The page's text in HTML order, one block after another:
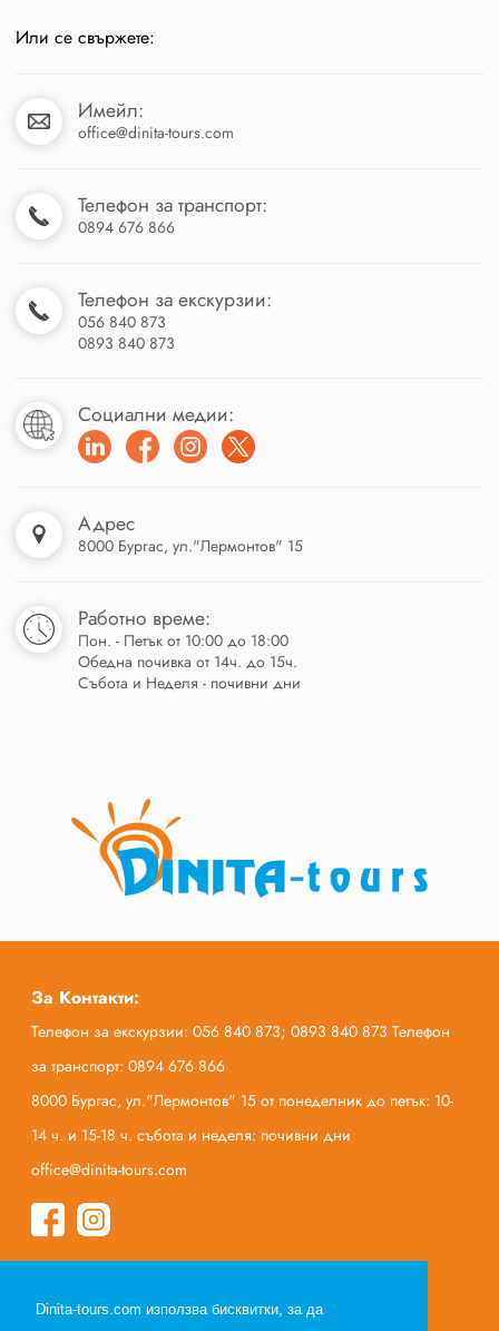
Dinita-tours.com използва бисквитки, за да
Или се свържете:
Имейл:
office@dinita-tours.com
Телефон за транспорт:
0894 676 866
Телефон за екскурзии:
056 840 873
0893 840 873
Социални медии:
Адрес
8000 Бургас, ул."Лермонтов" 15
Работно време:
Пон. - Петък от 10:00 до 18:00
Обедна почивка от 14ч. до 15ч.
Събота и Неделя - почивни дни
За Контакти:
Телефон за екскурзии: 056 840 873; 0893 840 873 Телефон
за транспорт: 0894 676 866
8000 Бургас, ул."Лермонтов" 15 от понеделник до петък: 10-
14 ч. и 15-18 ч. събота и неделя: почивни дни
office@dinita-tours.com
За нас